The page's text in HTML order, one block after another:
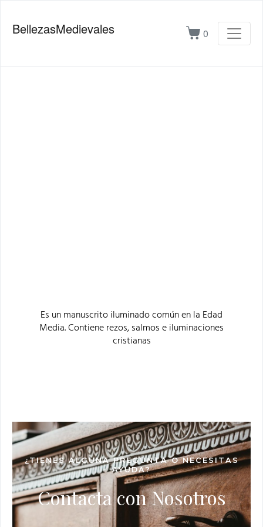
BellezasMedievales 0
Es un manuscrito iluminado común en la Edad
Media. Contiene rezos, salmos e iluminaciones
cristianas
¿TIENES ALGUNA PREGUNTA O NECESITAS
AYUDA?
Contacta con Nosotros